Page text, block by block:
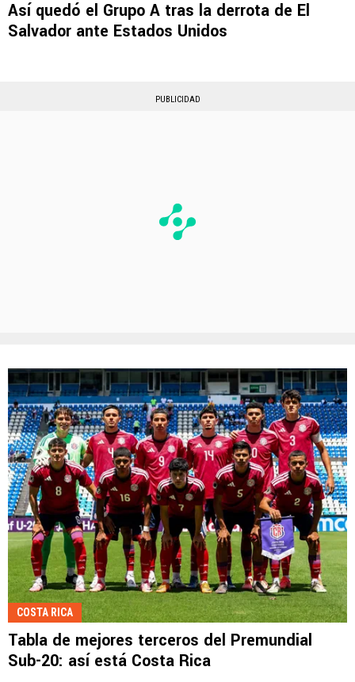
Así quedó el Grupo A tras la derrota de El
Salvador ante Estados Unidos
PUBLICIDAD
COSTA RICA
Tabla de mejores terceros del Premundial
Sub-20: así está Costa Rica